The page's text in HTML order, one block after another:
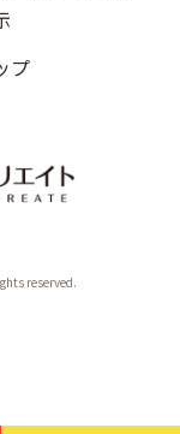
プ
reserved.